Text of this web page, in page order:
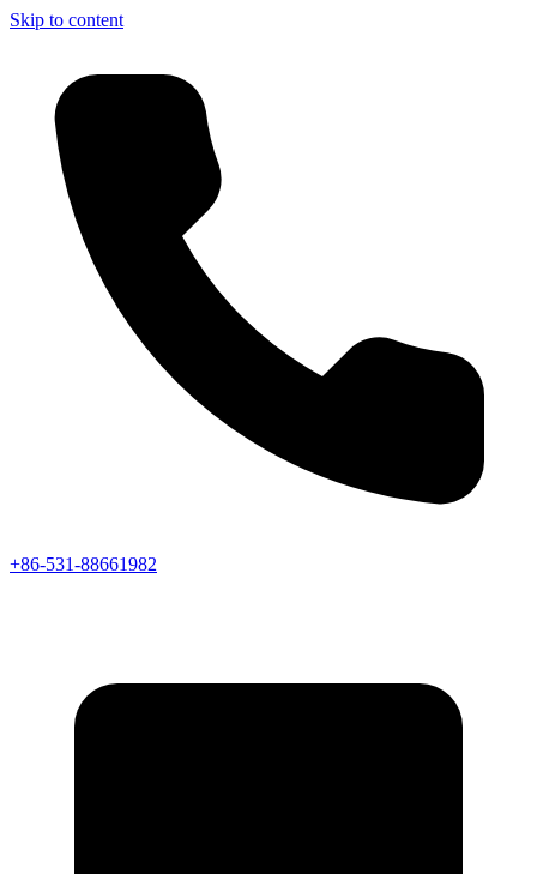
Skip to content
+86-531-88661982